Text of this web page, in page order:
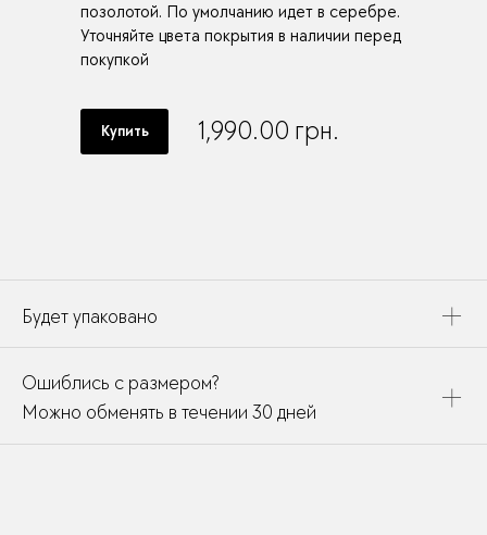
позолотой. По умолчанию идет в серебре.
Уточняйте цвета покрытия в наличии перед
покупкой
Купить 1,990.00 грн.
Будет упаковано
дополнено открыткой, паспортом украшения и
собрано в подарочный пакет
Ошиблись с размером?
Можно обменять в течении 30 дней